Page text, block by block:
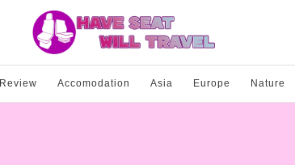
Review Accomodation Asia Europe Nature